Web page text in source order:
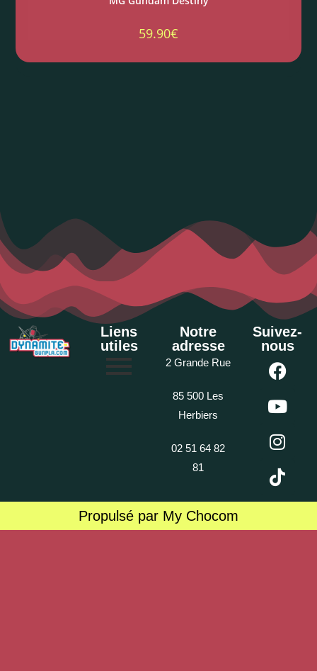
59.90€
Liens
utiles
Notre
adresse
2 Grande Rue
85 500 Les
Herbiers
02 51 64 82
81
Suivez-
nous
Propulsé par My Chocom